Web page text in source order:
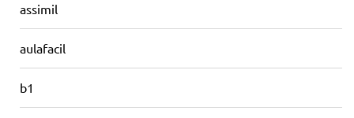
assimil
aulafacil
b1